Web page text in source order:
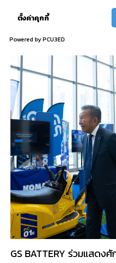
ตั้งค่าคุกกี้
Powered by PCU3ED
CARS
SERVICE
DEALERS
NEWS
CAREER
CONTACT
E-
BUSINESS
GS BATTERY ร่วมแสดง